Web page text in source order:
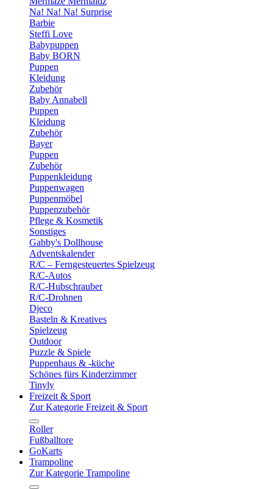
Na! Na! Na! Surprise
Barbie
Steffi Love
Babypuppen
Baby BORN
Puppen
Kleidung
Zubehör
Baby Annabell
Puppen
Kleidung
Zubehör
Bayer
Puppen
Zubehör
Puppenkleidung
Puppenwagen
Puppenmöbel
Puppenzubehör
Pflege & Kosmetik
Sonstiges
Gabby's Dollhouse
Adventskalender
R/C – Ferngesteuertes Spielzeug
R/C-Autos
R/C-Hubschrauber
R/C-Drohnen
Djeco
Basteln & Kreatives
Spielzeug
Outdoor
Puzzle & Spiele
Puppenhaus & -küche
Schönes fürs Kinderzimmer
Tinyly
Freizeit & Sport
Zur Kategorie Freizeit & Sport
Roller
Fußballtore
GoKarts
Trampoline
Zur Kategorie Trampoline